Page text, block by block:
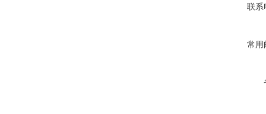
联系
常用